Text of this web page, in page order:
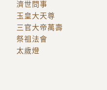
濟世問事
玉皇大天尊
三官大帝萬壽
祭祖法會
太歲燈